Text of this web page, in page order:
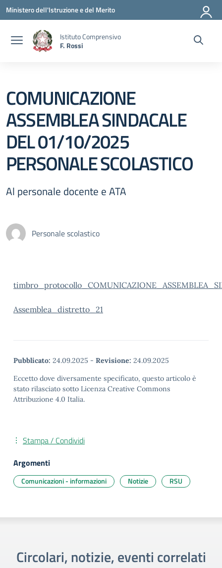
Vai ai contenuti
Vai al menu di navigazione
Vai al footer
Ministero dell'Istruzione e del Merito
Istituto Comprensivo
F. Rossi
COMUNICAZIONE
ASSEMBLEA SINDACALE
DEL 01/10/2025
PERSONALE SCOLASTICO
Al personale docente e ATA
Personale scolastico
Assemblea_distretto_21
Pubblicato: 24.09.2025 - Revisione: 24.09.2025
Eccetto dove diversamente specificato, questo articolo è
stato rilasciato sotto Licenza Creative Commons
Attribuzione 4.0 Italia.
Stampa / Condividi
Argomenti
Comunicazioni - informazioni Notizie RSU
Circolari, notizie, eventi correlati